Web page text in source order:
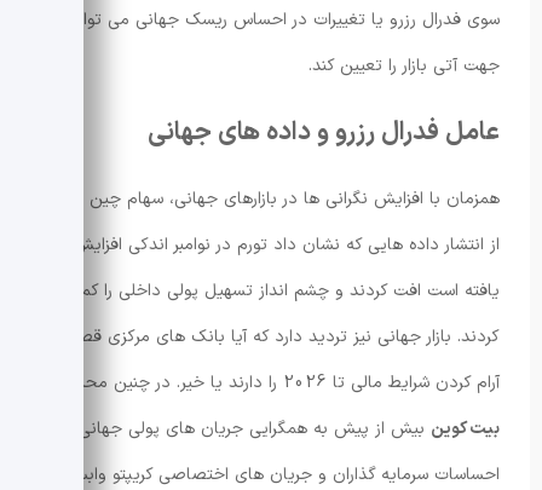
سوی فدرال رزرو یا تغییرات در احساس ریسک جهانی می تواند
جهت آتی بازار را تعیین کند.
عامل فدرال رزرو و داده های جهانی
همزمان با افزایش نگرانی ها در بازارهای جهانی، سهام چین پس
از انتشار داده هایی که نشان داد تورم در نوامبر اندکی افزایش
یافته است افت کردند و چشم انداز تسهیل پولی داخلی را کمرنگ
کردند. بازار جهانی نیز تردید دارد که آیا بانک های مرکزی قصد
آرام کردن شرایط مالی تا 2026 را دارند یا خیر. در چنین محیطی،
بیت کوین بیش از پیش به همگرایی جریان های پولی جهانی،
احساسات سرمایه گذاران و جریان های اختصاصی کریپتو وابسته